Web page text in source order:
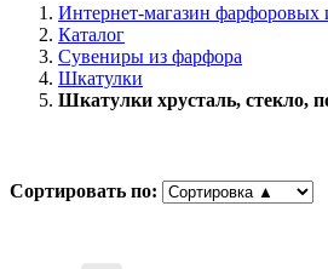
Интернет-магазин фарфоровых
Каталог
Сувениры из фарфора
Шкатулки
Шкатулки хрусталь, стекло,
Сортировать по: